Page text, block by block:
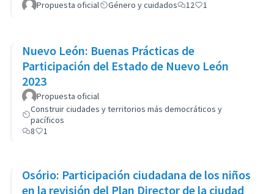
Propuesta oficial Género y cuidados 12 1
Nuevo León: Buenas Prácticas de
Participación del Estado de Nuevo León
2023
Propuesta oficial
Construir ciudades y territorios más democráticos y
pacíficos
8
1
Osório: Participación ciudadana de los niños
en la revisión del Plan Director de la ciudad